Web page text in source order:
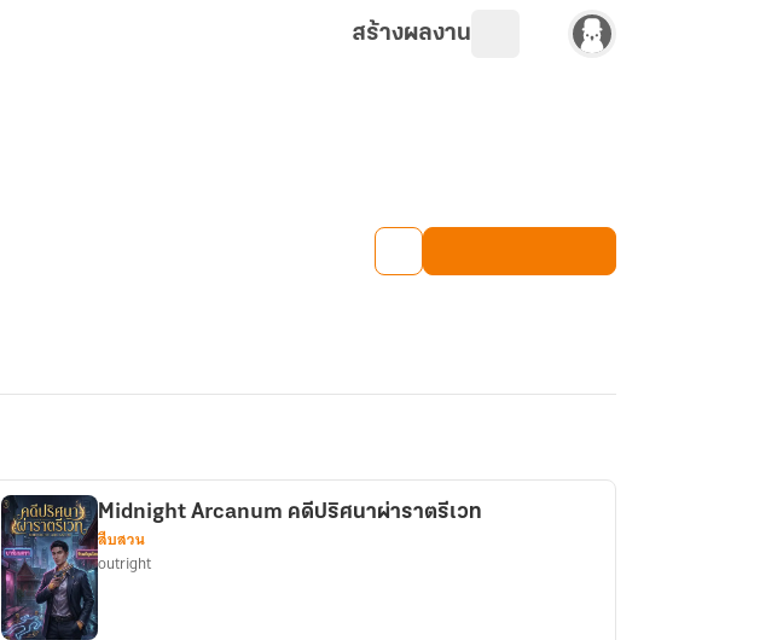
สร้างผลงาน
Midnight Arcanum คดีปริศนาผ่าราตรีเวท
สืบสวน
outright